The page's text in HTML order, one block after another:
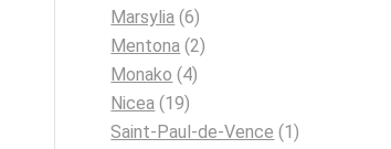
Marsylia (6)
Mentona (2)
Monako (4)
Nicea (19)
Saint-Paul-de-Vence (1)